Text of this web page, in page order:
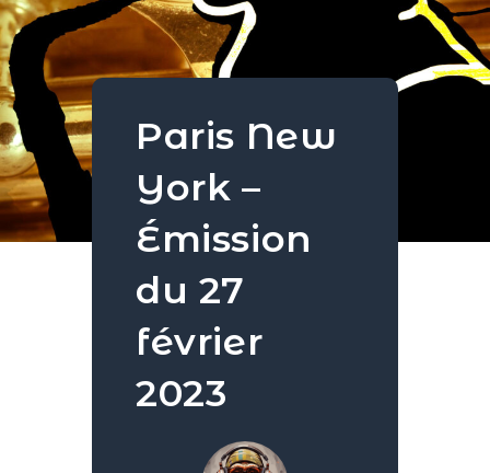
Paris New
York –
Émission
du 27
février
2023